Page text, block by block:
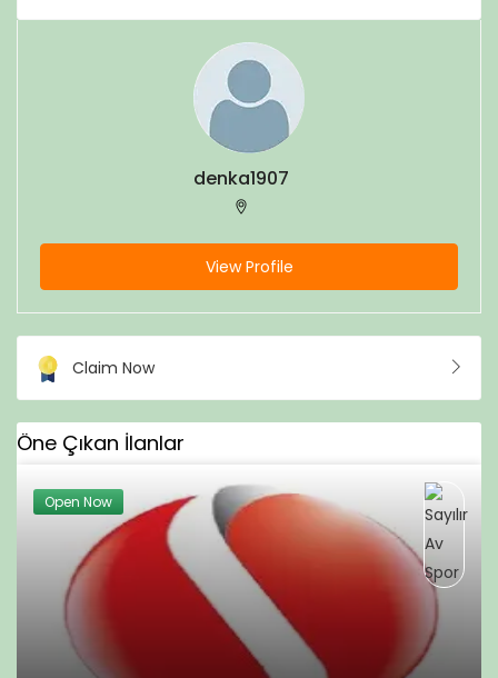
denka1907
View Profile
Claim Now
Öne Çıkan İlanlar
Open Now